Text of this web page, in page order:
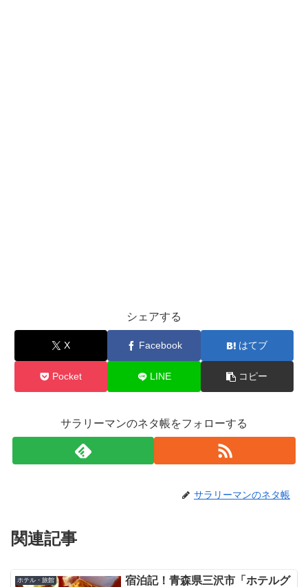
シェアする
X Facebook はてブ
Pocket LINE コピー
サラリーマンのネタ帳をフォローする
サラリーマンのネタ帳
関連記事
ホテル・旅館
宿泊記！青森県三沢市「ホテルグ